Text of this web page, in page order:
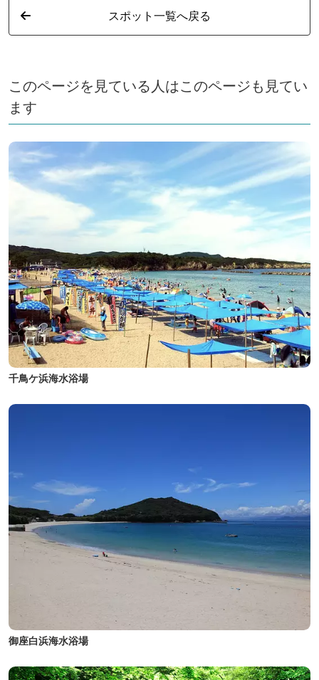
スポット一覧へ戻る
このページを見ている人はこのページも見てい
ます
千鳥ケ浜海水浴場
御座白浜海水浴場